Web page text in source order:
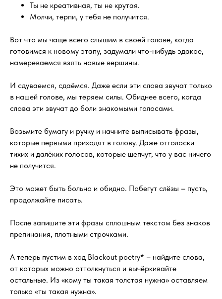
Ты не креативная, ты не крутая.
Молчи, терпи, у тебя не получится.
Вот что мы чаще всего слышим в своей голове, когда
готовимся к новому этапу, задумали что-нибудь эдакое,
намереваемся взять новые вершины.
И сдуваемся, сдаёмся. Даже если эти слова звучат только
в нашей голове, мы теряем силы. Обиднее всего, когда
слова эти звучат до боли знакомыми голосами.
Возьмите бумагу и ручку и начните выписывать фразы,
которые первыми приходят в голову. Даже отголоски
тихих и далёких голосов, которые шепчут, что у вас ничего
не получится.
Это может быть больно и обидно. Побегут слёзы – пусть,
продолжайте писать.
После запишите эти фразы сплошным текстом без знаков
препинания, плотными строчками.
А теперь пустим в ход Blackout poetry* – найдите слова,
от которых можно оттолкнуться и вычёркивайте
остальные. Из «кому ты такая толстая нужна» оставляем
только «ты такая нужна».